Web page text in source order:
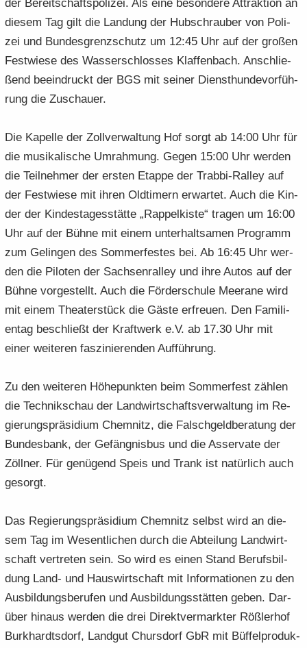
der Be­reit­schafts­po­li­zei. Als eine be­son­de­re At­trak­ti­on an
die­sem Tag gilt die Lan­dung der Hub­schrau­ber von Po­li­
zei und Bun­des­grenz­schutz um 12:45 Uhr auf der gro­ßen
Fest­wie­se des Was­ser­schlos­ses Klaf­fen­bach. An­schlie­
ßend be­ein­druckt der BGS mit sei­ner Dienst­hun­de­vor­füh­
rung die Zu­schau­er.
Die Ka­pel­le der Zoll­ver­wal­tung Hof sorgt ab 14:00 Uhr für
die mu­si­ka­li­sche Um­rah­mung. Gegen 15:00 Uhr wer­den
die Teil­neh­mer der ers­ten Etap­pe der Trabbi-​Ralley auf
der Fest­wie­se mit ihren Old­ti­mern er­war­tet. Auch die Kin­
der der Kin­des­ta­ges­stät­te „Rap­pel­kis­te“ tra­gen um 16:00
Uhr auf der Bühne mit einem un­ter­halt­sa­men Pro­gramm
zum Ge­lin­gen des Som­mer­fes­tes bei. Ab 16:45 Uhr wer­
den die Pi­lo­ten der Sach­sen­ral­ley und ihre Autos auf der
Bühne vor­ge­stellt. Auch die För­der­schu­le Meer­a­ne wird
mit einem Thea­ter­stück die Gäste er­freu­en. Den Fa­mi­li­
en­tag be­schließt der Kraft­werk e.V. ab 17.30 Uhr mit
einer wei­te­ren fas­zi­nie­ren­den Auf­füh­rung.
Zu den wei­te­ren Hö­he­punk­ten beim Som­mer­fest zäh­len
die Tech­nik­schau der Land­wirt­schafts­ver­wal­tung im Re­
gie­rungs­prä­si­di­um Chem­nitz, die Falsch­geld­be­ra­tung der
Bun­des­bank, der Ge­fäng­nis­bus und die As­ser­va­te der
Zöll­ner. Für ge­nü­gend Speis und Trank ist na­tür­lich auch
ge­sorgt.
Das Re­gie­rungs­prä­si­di­um Chem­nitz selbst wird an die­
sem Tag im We­sent­li­chen durch die Ab­tei­lung Land­wirt­
schaft ver­tre­ten sein. So wird es einen Stand Be­rufs­bil­
dung Land- und Haus­wirt­schaft mit In­for­ma­tio­nen zu den
Aus­bil­dungs­be­ru­fen und Aus­bil­dungs­stät­ten geben. Dar­
über hin­aus wer­den die drei Di­rekt­ver­mark­ter Röß­ler­hof
Burk­hardts­dorf, Land­gut Ch­urs­dorf GbR mit Büf­fel­pro­duk­